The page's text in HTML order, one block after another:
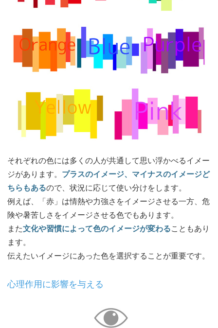
それぞれの色には多くの人が共通して思い浮かべるイメー
ジがあります。 プラスのイメージ、マイナスのイメージど
ちらもあるので、状況に応じて使い分けをします。
例えば、「赤」は情熱や力強さをイメージさせる一方、危
険や暑苦しさをイメージさせる色でもあります。
また文化や習慣によって色のイメージが変わることもあり
ます。
伝えたいイメージにあった色を選択することが重要です。
心理作用に影響を与える